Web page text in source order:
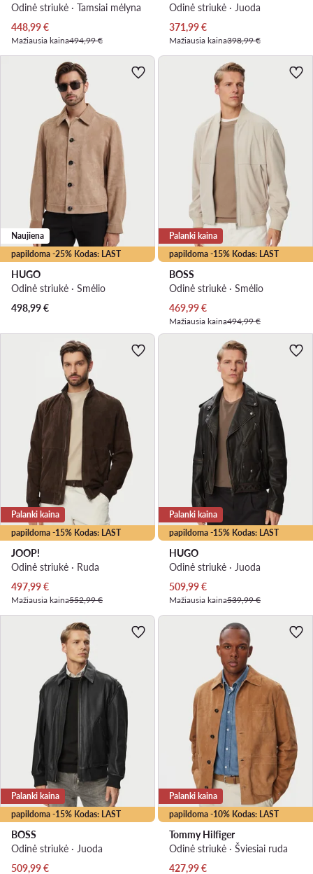
Odinė striukė · Tamsiai mėlyna
Dabartinė kaina
448,99€
Mažiausia kaina494,99 €
Odinė striukė · Juoda
Dabartinė kaina
371,99€
Mažiausia kaina398,99 €
papildoma -25% Kodas: LAST
Naujiena
HUGO
Odinė striukė · Smėlio
498,99€
papildoma -15% Kodas: LAST
Palanki kaina
BOSS
Odinė striukė · Smėlio
Dabartinė kaina
469,99€
Mažiausia kaina494,99 €
papildoma -15% Kodas: LAST
Palanki kaina
JOOP!
Odinė striukė · Ruda
Dabartinė kaina
497,99€
Mažiausia kaina552,99 €
papildoma -15% Kodas: LAST
Palanki kaina
HUGO
Odinė striukė · Juoda
Dabartinė kaina
509,99€
Mažiausia kaina539,99 €
papildoma -15% Kodas: LAST
Palanki kaina
BOSS
Odinė striukė · Juoda
Dabartinė kaina
509,99€
papildoma -10% Kodas: LAST
Palanki kaina
Tommy Hilfiger
Odinė striukė · Šviesiai ruda
Dabartinė kaina
427,99€